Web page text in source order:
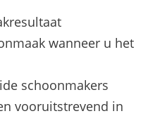
wanneer u het
schoonmakers
vooruitstrevend in